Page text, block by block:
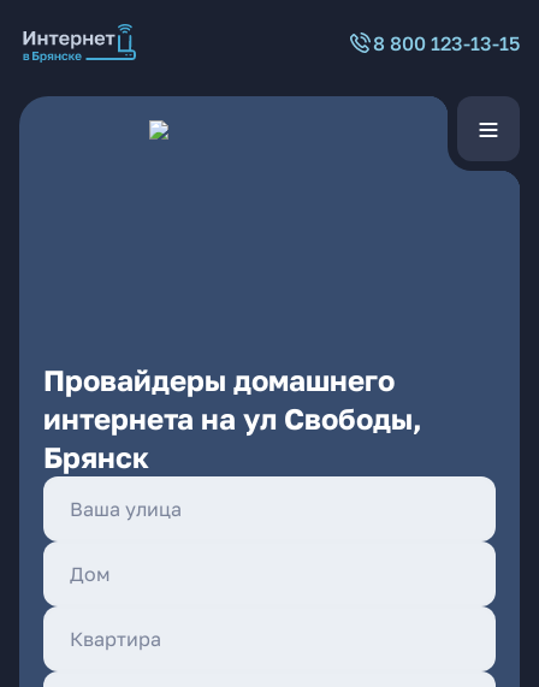
8 800 123-13-15
Провайдеры домашнего
интернета на ул Свободы,
Брянск